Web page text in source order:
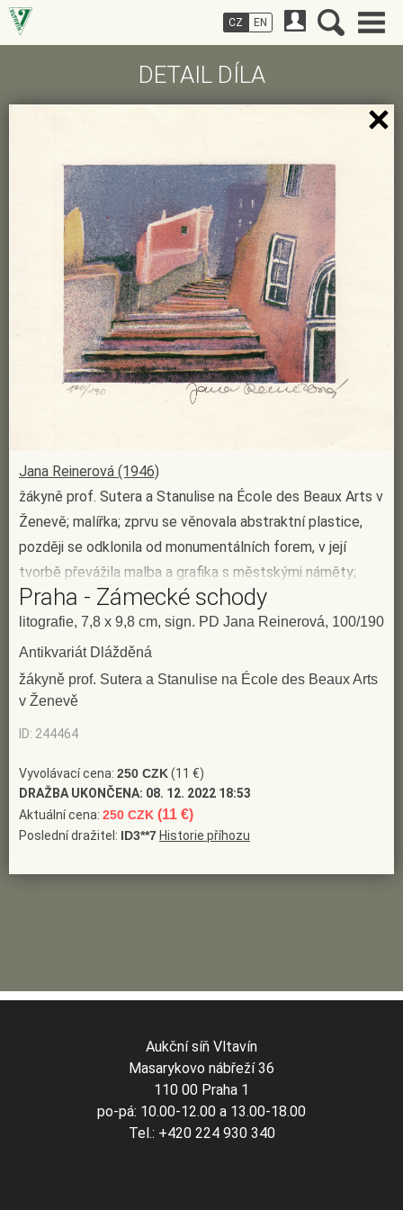
DETAIL DÍLA
Jana Reinerová (1946)
žákyně prof. Sutera a Stanulise na École des Beaux Arts v
Ženevě; malířka; zprvu se věnovala abstraktní plastice,
později se odklonila od monumentálních forem, v její
tvorbě převážila malba a grafika s městskými náměty;
zajímá ji architektura, genius loci jednotlivých měst, která
zachycuje (Praha, Paříž, Vídeň, Ženeva, Salcburk,
Vodňany); sepětí architektury a jihočeské přírody ji
obohatilo o krajinářské zkušenosti; vedle městských
motivů nachází často inspiraci v hudbě; byla zastoupena
výtvarných umělců 1950 - 2003, Výtvarné centrum Chagall
Ostrava 2003)
Praha - Zámecké schody
litografie, 7,8 x 9,8 cm, sign. PD Jana Reinerová, 100/190
Antikvariát Dlážděná
žákyně prof. Sutera a Stanulise na École des Beaux Arts
v Ženevě
ID: 244464
Vyvolávací cena: 250 CZK(11 €)
DRAŽBA UKONČENA: 08. 12. 2022 18:53
Aktuální cena: 250 CZK (11 €)
Poslední dražitel: ID3**7 Historie příhozu
CZ EN
Aukční síň Vltavín
Masarykovo nábřeží 36
110 00 Praha 1
po-pá: 10.00-12.00 a 13.00-18.00
Tel.: +420 224 930 340